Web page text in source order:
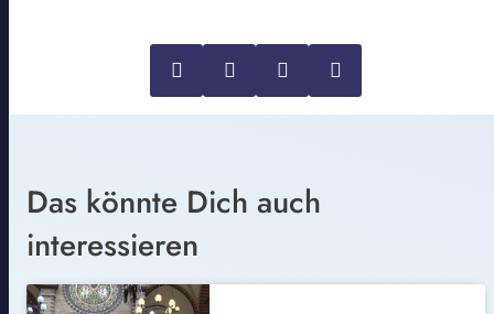
Das könnte Dich auch
interessieren